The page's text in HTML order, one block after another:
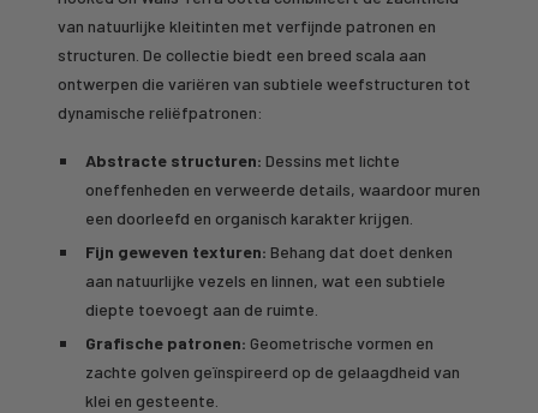
van natuurlijke kleitinten met verfijnde patronen en
structuren. De collectie biedt een breed scala aan
ontwerpen die variëren van subtiele weefstructuren tot
dynamische reliëfpatronen:
Abstracte structuren: Dessins met lichte
oneffenheden en verweerde details, waardoor muren
een doorleefd en organisch karakter krijgen.
Fijn geweven texturen: Behang dat doet denken
aan natuurlijke vezels en linnen, wat een subtiele
diepte toevoegt aan de ruimte.
Grafische patronen: Geometrische vormen en
zachte golven geïnspireerd op de gelaagdheid van
klei en gesteente.